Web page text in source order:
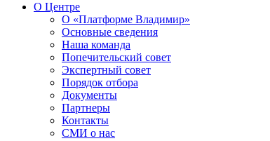
О Центре
О «Платформе Владимир»
Основные сведения
Наша команда
Попечительский совет
Экспертный совет
Порядок отбора
Документы
Партнеры
Контакты
СМИ о нас